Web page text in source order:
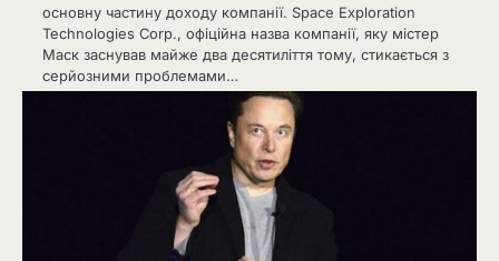
основну частину доходу компанії. Space Exploration
Technologies Corp., офіційна назва компанії, яку містер
Маск заснував майже два десятиліття тому, стикається з
серйозними проблемами…